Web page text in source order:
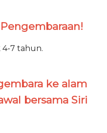
4-7 tahun.
ke alam
bersama Siri